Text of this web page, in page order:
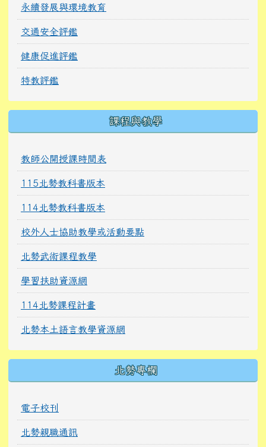
永續發展與環境教育
交通安全評鑑
健康促進評鑑
特教評鑑
課程與教學
教師公開授課時間表
115北勢教科書版本
114北勢教科書版本
校外人士協助教學或活動要點
北勢武術課程教學
學習扶助資源網
114北勢課程計畫
北勢本土語言教學資源網
北勢專欄
電子校刊
北勢親職通訊